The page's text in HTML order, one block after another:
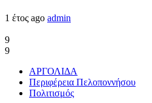
1 έτος ago admin
9
9
ΑΡΓΟΛΙΔΑ
Περιφέρεια Πελοποννήσου
Πολιτισμός